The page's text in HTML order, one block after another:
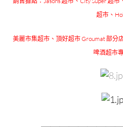
超市、
美麗市集超市、頂好超市 Groumat 部分
啤酒超市